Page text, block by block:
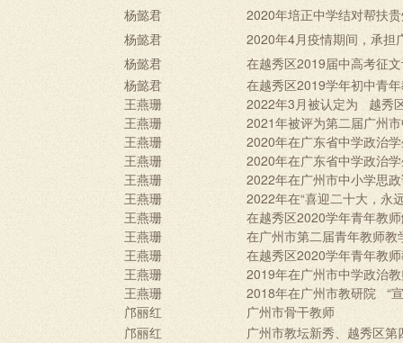
杨懿君
2020年培正中学结对帮扶
杨懿君
2020年4月疫情期间，承担
杨懿君
在越秀区2019届中高考征
杨懿君
在越秀区2019学年初中青
王燕珊
2022年3月被认定为 越秀
王燕珊
2021年被评为第二届广州
王燕珊
2020年在广东省中学政治
王燕珊
2020年在广东省中学政治
王燕珊
2022年在广州市中小学思
王燕珊
2022年在“喜迎二十大，
王燕珊
在越秀区2020学年青年教
王燕珊
在广州市第二届青年教师
王燕珊
在越秀区2020学年青年教
王燕珊
2019年在广州市中学政治
王燕珊
2018年在广州市教研院 “
邝丽红
广州市骨干教师
邝丽红
广州市教坛新秀、越秀区第